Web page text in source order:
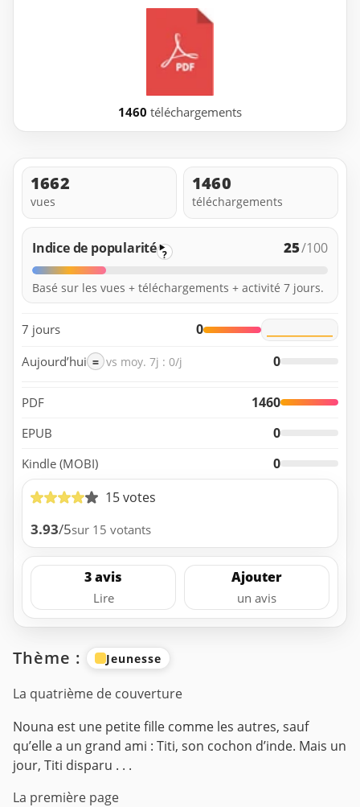
1460 téléchargements
1662
vues
1460
téléchargements
Indice de popularité ? 25/100
Basé sur les vues + téléchargements + activité 7 jours.
7 jours 0
Aujourd’hui = vs moy. 7j : 0/j 0
PDF 1460
EPUB 0
Kindle (MOBI)
0
15 votes
3.93/5sur 15 votants
3 avis
Lire
Ajouter
un avis
Thème : Jeunesse
La quatrième de couverture
Nouna est une petite fille comme les autres, sauf
qu’elle a un grand ami : Titi, son cochon d’inde. Mais un
jour, Titi disparu . . .
La première page